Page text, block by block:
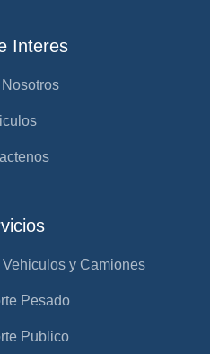
Interes
y Camiones
Pesado
Publico